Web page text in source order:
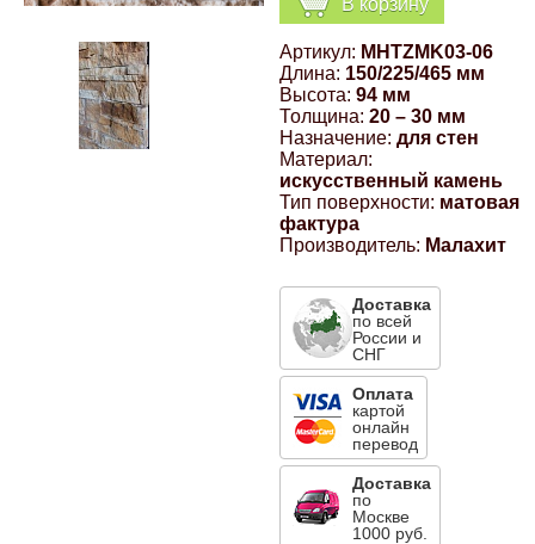
Артикул: MHTZMK03-06
Длина: 150/225/465 мм
Высота: 94 мм
Толщина: 20 – 30 мм
Назначение: для стен
Материал:
искусственный камень
Тип поверхности: матовая
фактура
Производитель: Малахит
Доставка
по всей
России и
СНГ
Оплата
картой
онлайн
перевод
Доставка
по
Москве
1000 руб.
Компрессионные фитинги Poliext
Hyundai
Флуоресцентные краски
Шпатлевки, штукатурки
Эмали универсальные акриловые
Магнитные панели на холодильник